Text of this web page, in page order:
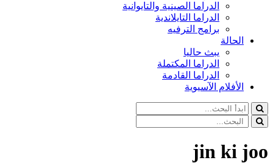
الدراما الصينية والتايوانية
الدراما التايلاندية
برامج الترفيه
الحالة
يبث حاليا
الدراما المكتملة
الدراما القادمة
الأفلام الآسيوية
jin ki joo